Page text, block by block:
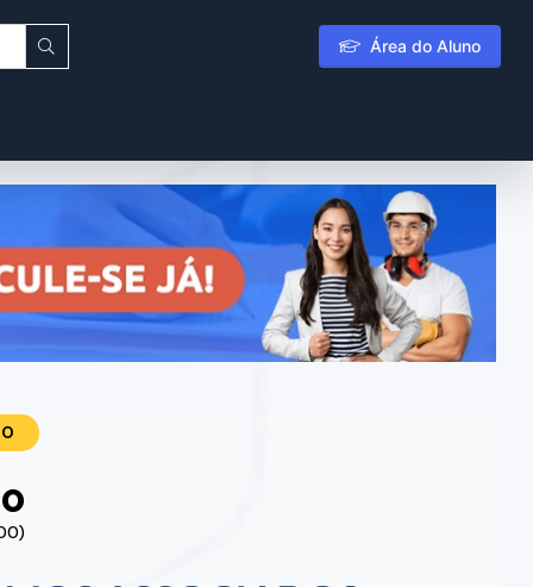
Área do Aluno